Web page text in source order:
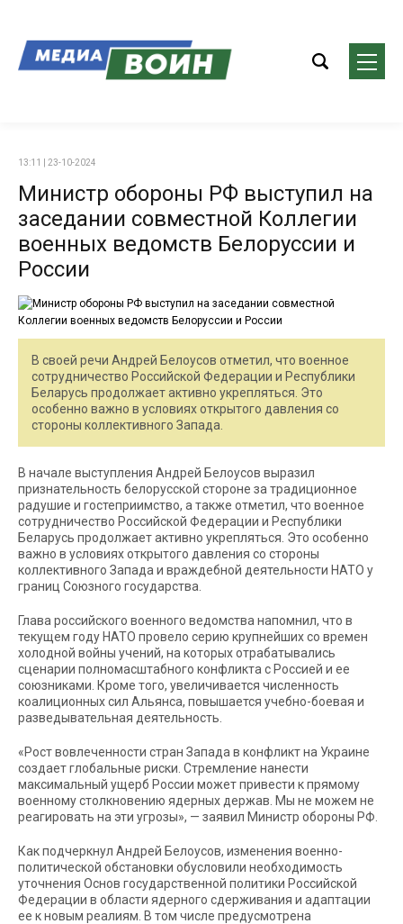
13:11 | 23-10-2024
Министр обороны РФ выступил на
заседании совместной Коллегии
военных ведомств Белоруссии и
России
В своей речи Андрей Белоусов отметил, что военное
сотрудничество Российской Федерации и Республики
Беларусь продолжает активно укрепляться. Это
особенно важно в условиях открытого давления со
стороны коллективного Запада.
В начале выступления Андрей Белоусов выразил
признательность белорусской стороне за традиционное
радушие и гостеприимство, а также отметил, что военное
сотрудничество Российской Федерации и Республики
Беларусь продолжает активно укрепляться. Это особенно
важно в условиях открытого давления со стороны
коллективного Запада и враждебной деятельности НАТО у
границ Союзного государства.
Глава российского военного ведомства напомнил, что в
текущем году НАТО провело серию крупнейших со времен
холодной войны учений, на которых отрабатывались
сценарии полномасштабного конфликта с Россией и ее
союзниками. Кроме того, увеличивается численность
коалиционных сил Альянса, повышается учебно-боевая и
разведывательная деятельность.
«Рост вовлеченности стран Запада в конфликт на Украине
создает глобальные риски. Стремление нанести
максимальный ущерб России может привести к прямому
военному столкновению ядерных держав. Мы не можем не
реагировать на эти угрозы», — заявил Министр обороны РФ.
Как подчеркнул Андрей Белоусов, изменения военно-
политической обстановки обусловили необходимость
уточнения Основ государственной политики Российской
Федерации в области ядерного сдерживания и адаптации
ее к новым реалиям. В том числе предусмотрена